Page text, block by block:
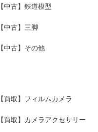
【中古】鉄道模型
【中古】三脚
【中古】その他
【買取】フィルムカメラ
【買取】カメラアクセサリー